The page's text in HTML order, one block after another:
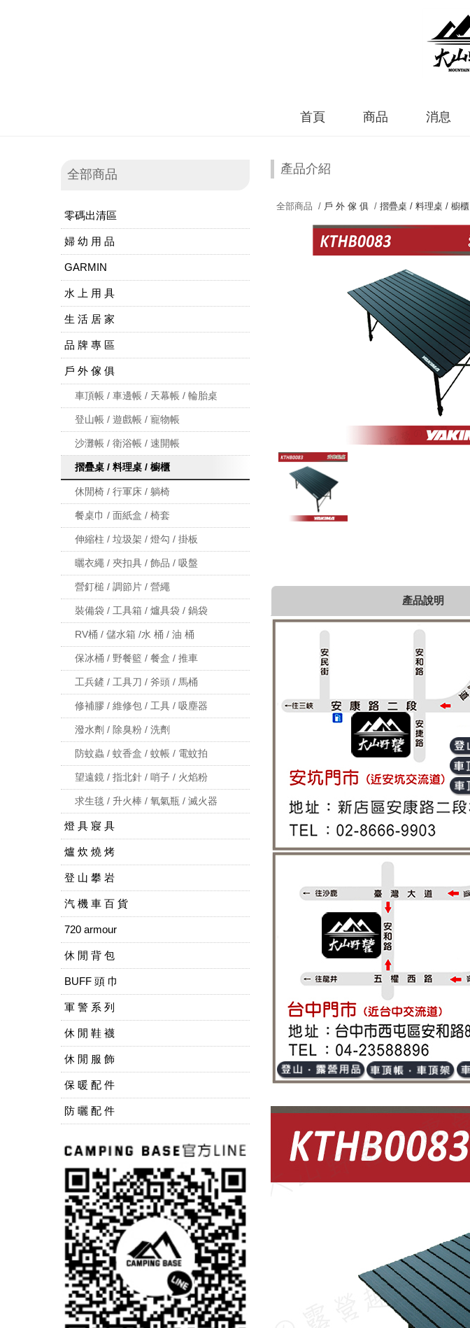
首頁 商品 消息
全部商品
零碼出清區
婦 幼 用 品
GARMIN
水 上 用 具
生 活 居 家
品 牌 專 區
戶 外 傢 俱
車頂帳 / 車邊帳 / 天幕帳 / 輪胎桌
登山帳 / 遊戲帳 / 寵物帳
沙灘帳 / 衛浴帳 / 速開帳
摺疊桌 / 料理桌 / 櫥櫃
休閒椅 / 行軍床 / 躺椅
餐桌巾 / 面紙盒 / 椅套
伸縮柱 / 垃圾架 / 燈勾 / 掛板
曬衣繩 / 夾扣具 / 飾品 / 吸盤
營釘槌 / 調節片 / 營繩
裝備袋 / 工具箱 / 爐具袋 / 鍋袋
RV桶 / 儲水箱 /水 桶 / 油 桶
保冰桶 / 野餐籃 / 餐盒 / 推車
工兵鏟 / 工具刀 / 斧頭 / 馬桶
修補膠 / 維修包 / 工具 / 吸塵器
潑水劑 / 除臭粉 / 洗劑
防蚊蟲 / 蚊香盒 / 蚊帳 / 電蚊拍
望遠鏡 / 指北針 / 哨子 / 火焰粉
求生毯 / 升火棒 / 氧氣瓶 / 滅火器
燈 具 寢 具
爐 炊 燒 烤
登 山 攀 岩
汽 機 車 百 貨
720 armour
休 閒 背 包
BUFF 頭 巾
軍 警 系 列
休 閒 鞋 襪
休 閒 服 飾
保 暖 配 件
防 曬 配 件
產品介紹
全部商品 / 戶 外 傢 俱/ 摺疊桌 / 料理桌 / 櫥櫃
產品說明